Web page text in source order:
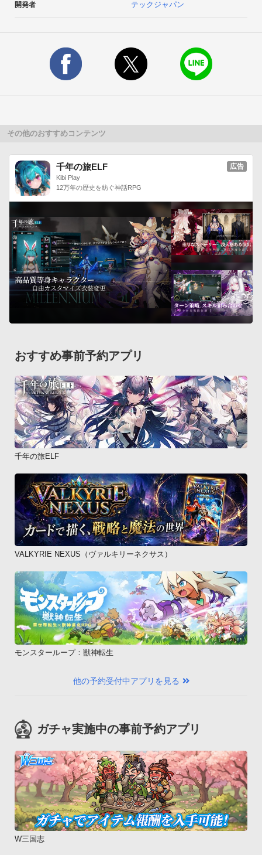
ランキングとレビューから探せるAndroidアプリ情報サイト －
美斬利用規約第１条 目的
斬」（以下、当アプリ）と称するアプリケーションソフトウェ
アを使用する権利を「美斬利用規約」（以下、本規約）に基づ
き、当アプリ利用者（以下、ユーザー）に許諾し、ユーザーは
本規約の内容に同意いただくものとします。第2条 当アプリの
利用条件
当アプリをご利用される際は、以下の点をご注意ください。1
ユーザーは自己の責任において本アプリをユーザー自身の携帯
端末にダウンロードし、インストールするものとします。
2 当アプリを利用するために必要な、携帯端末、通信回線等の
準備・費用についてはユーザーの負担とします。
3 当アプリの著作権・その他の権利は、当社に帰属します。本
利用規約は、明示的に定めがある場合を場合を除きユーザーに
るものではありません。第3条 免責
ては一切の賠償責任を負いません。
2 ユーザーが当アプリを利用する事により、第三者に対し損害
を与えた場合、ユーザーは自己の費用と責任においてこれを賠
償するものとします。
3 当社は当アプリに発生した不具合、エラー、障害等により当
アプリが利用できないことによって引き起こされた損害につい
4 当社は当アプリのバグその他を補修する義務及び本アプリの
改良または改善する義務を負いません。
但し、ユーザーに本アプリのアップデート版またはバージョン
アップ情報等を提供する場合があります。
この場合、かかるアップデート版またはバージョンアップ情報
等も当アプリとして扱い、これらにも本規約が当然に適用され
ます。
5 当社は、ユーザーによる本ソフトウェアの使用に起因して生
じた請求、訴訟及び損害（直接被害、間接被害、付随的損害、
特別損害、偶発的損害又は逸失利益を含みますがこれらに限定
されません。これらの損害が起こる可能性を当社が知り得たか
どうか問いません。）の賠償に対し一切責任を負いません。
但し、本条に定める制限は、法律上認められる限度で適用され
1 当アプリのご利用にあたり、ユーザーは以下の行為を行わな
権、肖像権、トレードシークレット、プライバシー、その他他
行為。
2）当アプリで提供される情報、著作物をユーザーの個人的な
利用目的以外で、複製・複写・改変・転載し他者に利用させた
りネットワークの内外を問わず公衆に再提供したり他者の権利
を侵害したりする行為。
3）リバースエンジニア等によって内容を解析、もしくは利用
開発者 テックジャパン
その他のおすすめコンテンツ
千年の旅ELF
Kibi Play
12万年の歴史を紡ぐ神話RPG
広告
おすすめ事前予約アプリ
千年の旅ELF
VALKYRIE NEXUS（ヴァルキリーネクサス）
モンスターループ：獣神転生
他の予約受付中アプリを見る
ガチャ実施中の事前予約アプリ
W三国志